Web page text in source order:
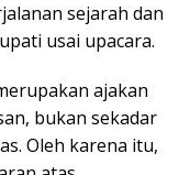
sejarah dan
usai upacara.
ajakan
bukan sekadar
Oleh karena itu,